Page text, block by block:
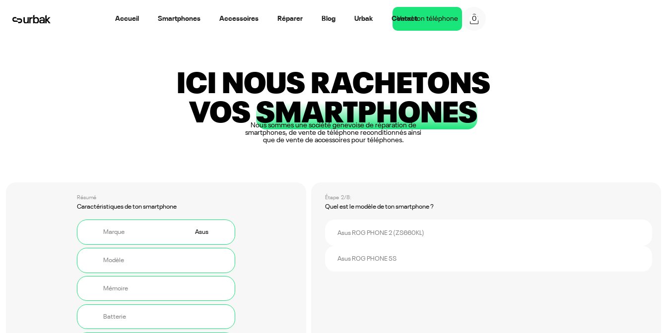
Accueil Smartphones Accessoires Réparer Blog Urbak Contact
Vend ton téléphone 0
ICI NOUS RACHETONS
VOSSMARTPHONES
Nous sommes une société genevoise de réparation de
smartphones, de vente de téléphone reconditionnés ainsi
que de vente de accessoires pour téléphones.
Résumé
Caractéristiques de ton smartphone
Marque
Modèle
Mémoire
Batterie
Étape 2/8:
Quel est le modèle de ton smartphone ?
Asus ROG PHONE 2 (ZS660KL)
Asus ROG PHONE 5S